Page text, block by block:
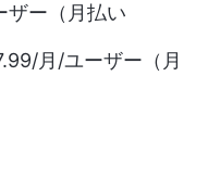
ザー（月払い
月/ユーザー（月